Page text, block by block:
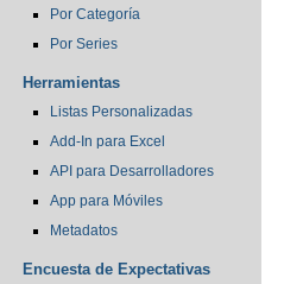
Por Categoría
Por Series
Herramientas
Listas Personalizadas
Add-In para Excel
API para Desarrolladores
App para Móviles
Metadatos
Encuesta de Expectativas